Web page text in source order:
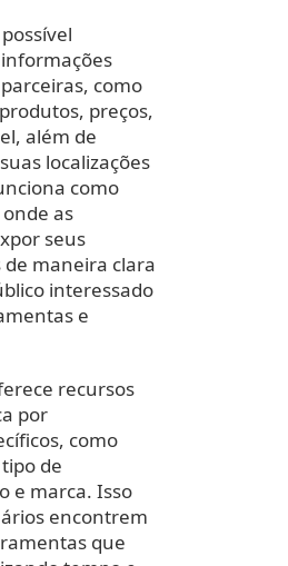
como
preços,
além de
localizações
como
as
seus
maneira clara
interessado
e
recursos
por
como
de
e marca. Isso
encontrem
que